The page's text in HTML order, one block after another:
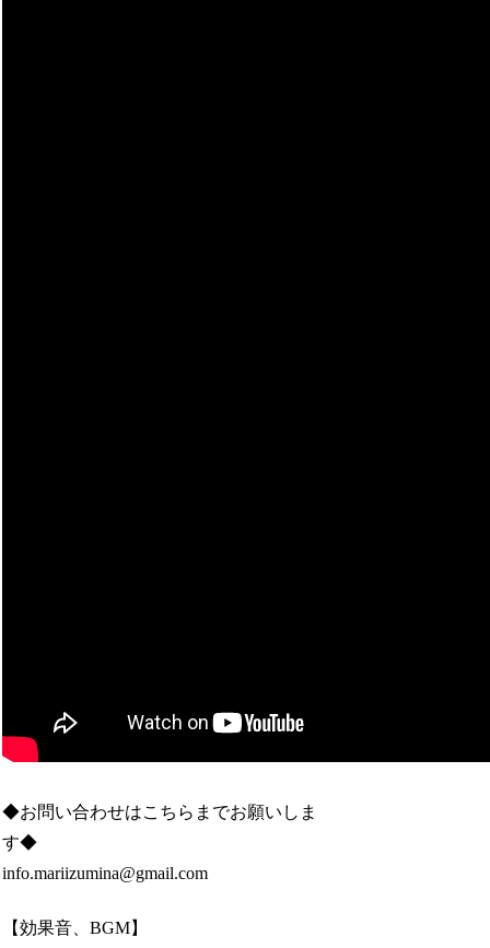
◆お問い合わせはこちらまでお願いしま
す◆
info.mariizumina@gmail.com
【効果音、BGM】